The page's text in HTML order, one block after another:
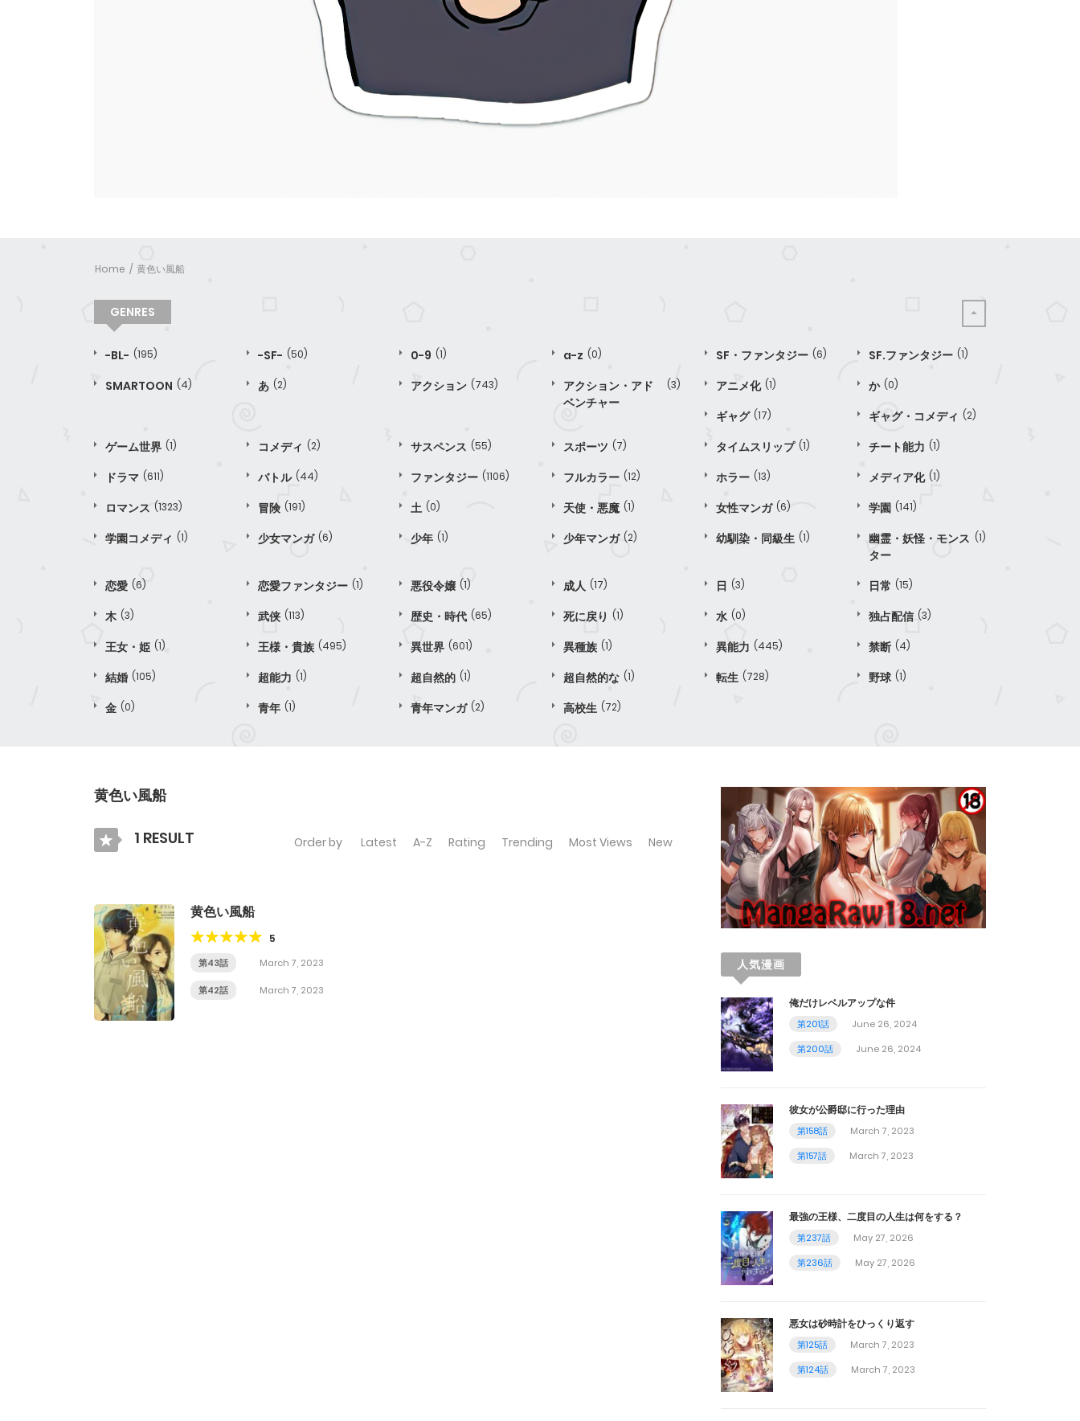
Home 黄色い風船
GENRES
-BL- (195) -SF- (50) 0-9 (1) a-z (0) SF・ファンタジー (6) SF.ファンタジー (1)
SMARTOON (4) あ (2) アクション (743)
アクション・アド
ベンチャー
(3) アニメ化 (1) か (0)
ギャグ (17) ギャグ・コメディ (2)
ゲーム世界 (1) コメディ (2) サスペンス (55) スポーツ (7) タイムスリップ (1) チート能力 (1)
ドラマ (611) バトル (44) ファンタジー (1106) フルカラー (12) ホラー (13) メディア化 (1)
ロマンス (1323) 冒険 (191) 土 (0) 天使・悪魔 (1) 女性マンガ (6) 学園 (141)
学園コメディ (1) 少女マンガ (6) 少年 (1) 少年マンガ (2) 幼馴染・同級生 (1)
幽霊・妖怪・モンス
ター
(1)
恋愛 (6) 恋愛ファンタジー (1) 悪役令嬢 (1) 成人 (17) 日 (3) 日常 (15)
木 (3) 武侠 (113) 歴史・時代 (65) 死に戻り (1) 水 (0) 独占配信 (3)
王女・姫 (1) 王様・貴族 (495) 異世界 (601) 異種族 (1) 異能力 (445) 禁断 (4)
結婚 (105) 超能力 (1) 超自然的 (1) 超自然的な (1) 転生 (728) 野球 (1)
金 (0) 青年 (1) 青年マンガ (2) 高校生 (72)
黄色い風船
1 RESULT Order by Latest A-Z Rating Trending Most Views New
黄色い風船
5
第43話 March 7, 2023
第42話 March 7, 2023
人気漫画
俺だけレベルアップな件
第201話
June 26, 2024
第200話
June 26, 2024
彼女が公爵邸に行った理由
第158話
March 7, 2023
第157話
March 7, 2023
最強の王様、二度目の人生は何をする？
第237話
May 27, 2026
第236話
May 27, 2026
悪女は砂時計をひっくり返す
第125話
March 7, 2023
第124話
March 7, 2023